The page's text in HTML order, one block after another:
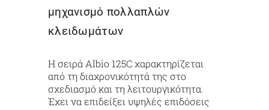
μηχανισμό πολλαπλών
κλειδωμάτων
Η σειρά Albio 125C χαρακτηρίζεται
από τη διαχρονικότητά της στο
σχεδιασμό και τη λειτουργικότητα.
Έχει να επιδείξει υψηλές επιδόσεις